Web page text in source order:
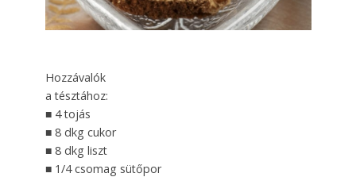
Hozzávalók
a tésztához:
■ 4 tojás
■ 8 dkg cukor
■ 8 dkg liszt
■ 1/4 csomag sütőpor